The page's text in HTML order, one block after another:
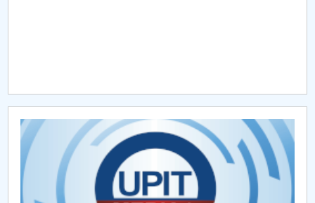
Management Facultate
Departamentul Autovehicule și Transporturi